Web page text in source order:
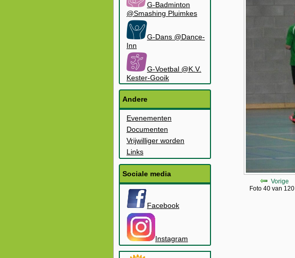
G-Badminton
@Smashing Pluimkes
G-Dans @Dance-
Inn
G-Voetbal @K.V.
Kester-Gooik
Andere
Evenementen
Documenten
Vrijwilliger worden
Links
Sociale media
Facebook
Instagram
Vorige
Foto 40 van 120